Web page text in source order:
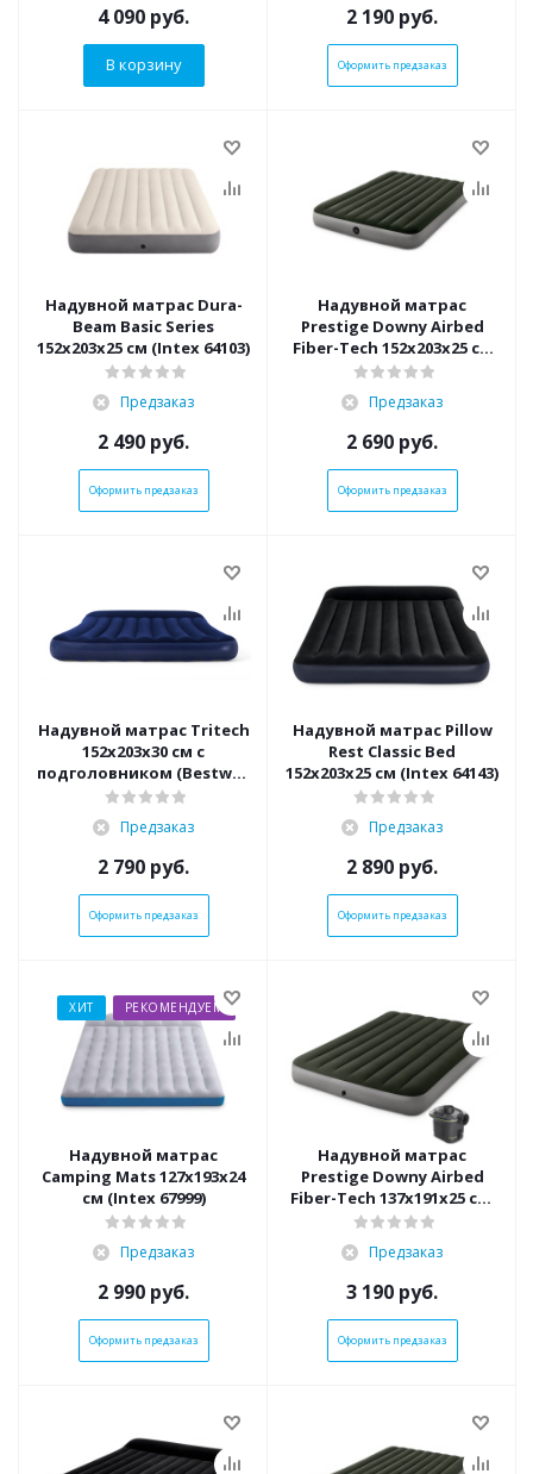
4 090 руб.
В корзину
2 190 руб.
Оформить предзаказ
Надувной матрас Dura-
Beam Basic Series
152х203х25 см (Intex 64103)
Предзаказ
2 490 руб.
Оформить предзаказ
Надувной матрас
Prestige Downy Airbed
Fiber-Tech 152х203х25 см
(Intex 64109)
Предзаказ
2 690 руб.
Оформить предзаказ
Надувной матрас Tritech
152х203х30 см с
подголовником (Bestway
67682 BW)
Предзаказ
2 790 руб.
Оформить предзаказ
Надувной матрас Pillow
Rest Classic Bed
152х203х25 см (Intex 64143)
Предзаказ
2 890 руб.
Оформить предзаказ
ХИТ РЕКОМЕНДУЕМ
Надувной матрас
Camping Mats 127х193х24
см (Intex 67999)
Предзаказ
2 990 руб.
Оформить предзаказ
Надувной матрас
Prestige Downy Airbed
Fiber-Tech 137х191х25 см,
с насосом на батарейках
(Intex 64778)
Предзаказ
3 190 руб.
Оформить предзаказ